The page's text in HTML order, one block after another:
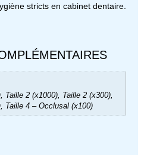
stricts en cabinet dentaire.
Taille 2 (x1000), Taille 2 (x300),
Taille 4 – Occlusal (x100)